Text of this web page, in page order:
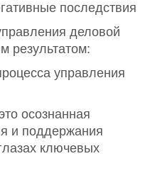
последствия
деловой
результатом:
управления
осознанная
и поддержания
ключевых